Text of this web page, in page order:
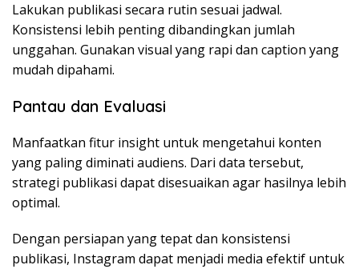
Lakukan publikasi secara rutin sesuai jadwal.
Konsistensi lebih penting dibandingkan jumlah
unggahan. Gunakan visual yang rapi dan caption yang
mudah dipahami.
Pantau dan Evaluasi
Manfaatkan fitur insight untuk mengetahui konten
yang paling diminati audiens. Dari data tersebut,
strategi publikasi dapat disesuaikan agar hasilnya lebih
optimal.
Dengan persiapan yang tepat dan konsistensi
publikasi, Instagram dapat menjadi media efektif untuk